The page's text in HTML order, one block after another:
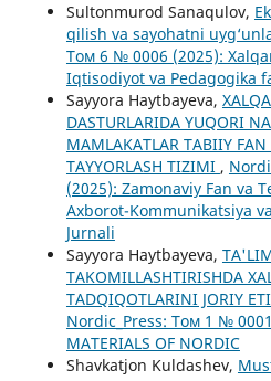
Sultonmurod Sanaqulov,
qilish va sayohatni
Том 6 № 0006 (2025):
Iqtisodiyot va Pedagogika
Sayyora Haytbayeva,
DASTURLARIDA YUQORI
MAMLAKATLAR TABIIY
TAYYORLASH TIZIMI ,
(2025): Zamonaviy Fan va
Axborot-Kommunikatsiya
Jurnali
Sayyora Haytbayeva,
TAKOMILLASHTIRISHDA
TADQIQOTLARINI JORIY
Nordic_Press: Том 1 №
MATERIALS OF NORDIC
Shavkatjon Kuldashev,